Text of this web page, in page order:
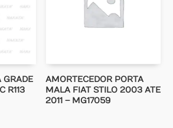
GRADE
R113
AMORTECEDOR PORTA
MALA FIAT STILO 2003 ATE
2011 – MG17059